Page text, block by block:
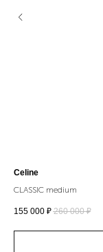
Celine
CLASSIC medium
155 000 ₽ 260 000 ₽